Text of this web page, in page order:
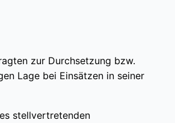
zur Durchsetzung bzw.
Lage bei Einsätzen in seiner
stellvertretenden